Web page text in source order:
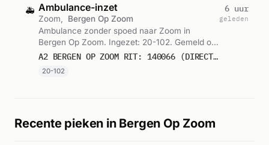
🚑 Ambulance-inzet
Zoom,
Bergen Op Zoom
Ambulance zonder spoed naar Zoom in
Bergen Op Zoom. Ingezet: 20-102. Gemeld om
14:24.
A2 BERGEN OP ZOOM RIT: 140066 (DIRECTE INZET: JA)
20-102
6 uur
geleden
Recente pieken in Bergen Op Zoom